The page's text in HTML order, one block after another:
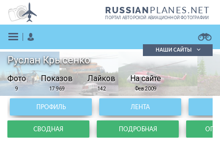
RUSSIANPLANES.NET
ПОРТАЛ АВТОРСКОЙ АВИАЦИОННОЙ ФОТОГРАФИИ
Поиск фотографий
Поиск в реестре
Кратко
Подробно
НАШИ САЙТЫ
Руслан Крысенко
Фото
9
Показов
17 969
Лайков
142
На сайте
Фев 2009
ПРОФИЛЬ ЛЕНТА
СВОДНАЯ ПОДРОБНАЯ